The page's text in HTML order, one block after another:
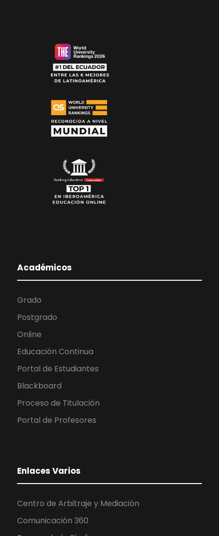
Académicos
Grado
Postgrado
Online
Educación Continua
Portal de Estudiantes
Blackboard
Proceso de Titulación
Portal de Profesores
Enlaces Varios
Centro de Arbitraje y Mediación
Comunicación 360